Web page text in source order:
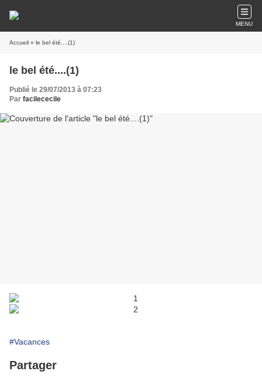
MENU
Accueil » le bel été....(1)
le bel été....(1)
Publié le 29/07/2013 à 07:23
Par facilececile
#Vacances
Partager